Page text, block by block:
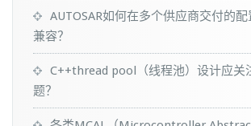
AUTOSAR如何在多个供应商交付的
兼容？
C++thread pool（线程池）设计应关
题？